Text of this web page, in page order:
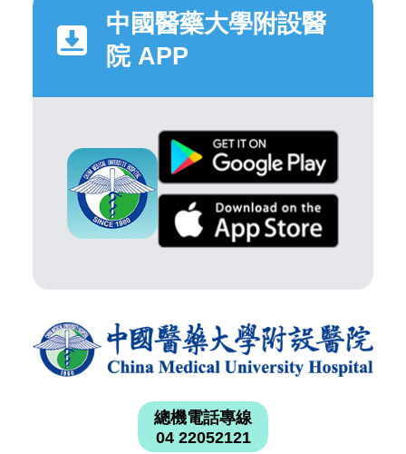
中國醫藥大學附設醫
院 APP
總機電話專線
04 22052121